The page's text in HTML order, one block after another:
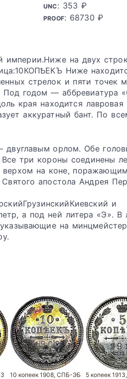
UNC: 353 ₽
PROOF: 68730 ₽
империи.Ниже на двух
Ниже
стрелок и пяти точек
Под годом — аббревиатура
края находится лавровая
аккуратный бант. По
орлом. Обе
три короны соединены
на коне,
апостола Андрея
и
а под ней литера «Э».
на
10 копеек 1908, СПБ-ЭБ 5 копеек